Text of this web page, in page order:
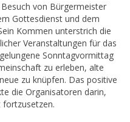
von Bürgermeister
Gottesdienst und dem
Kommen unterstrich die
Veranstaltungen für das
Sonntagvormittag
zu erleben, alte
zu knüpfen. Das positive
die Organisatoren darin,
fortzusetzen.